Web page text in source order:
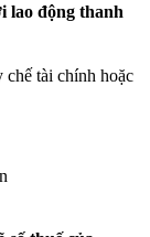
lao động thanh
tài chính hoặc